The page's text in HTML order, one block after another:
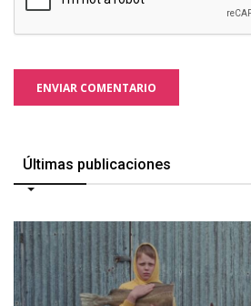
ENVIAR COMENTARIO
Últimas publicaciones